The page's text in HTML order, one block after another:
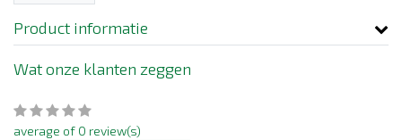
Product informatie
Wat onze klanten zeggen
average of 0 review(s)